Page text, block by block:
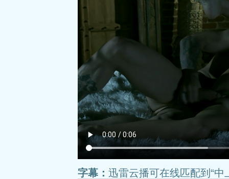
字幕： 迅雷云播可在线匹配到“中